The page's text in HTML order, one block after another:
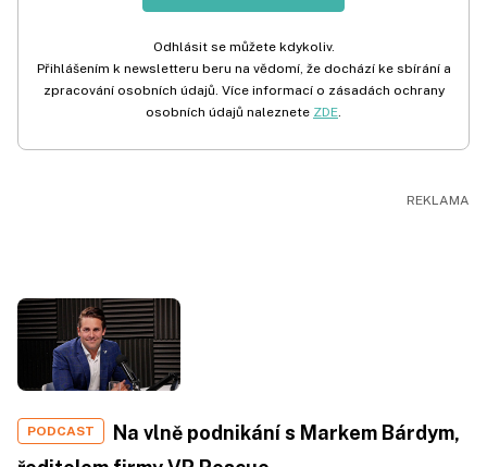
Odhlásit se můžete kdykoliv.
Přihlášením k newsletteru beru na vědomí, že dochází ke sbírání a
zpracování osobních údajů. Více informací o zásadách ochrany
osobních údajů naleznete ZDE.
PODCAST
Na vlně podnikání s Markem Bárdym,